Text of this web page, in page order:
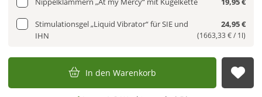
Stimulationsgel „Liquid Vibrator“ für SIE und
IHN
24,95 €
(1663,33 € / 1l)
In den Warenkorb